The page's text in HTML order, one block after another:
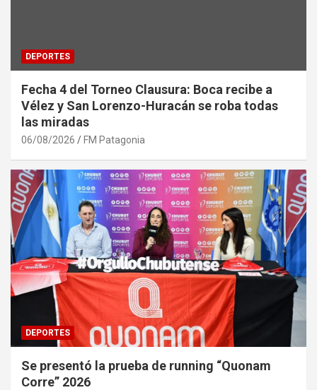
DEPORTES
Fecha 4 del Torneo Clausura: Boca recibe a
Vélez y San Lorenzo-Huracán se roba todas
las miradas
06/08/2026 FM Patagonia
DEPORTES
Se presentó la prueba de running “Quonam
Corre” 2026